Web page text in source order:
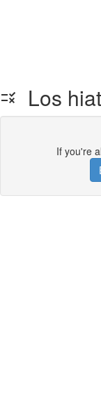
Los
If you're